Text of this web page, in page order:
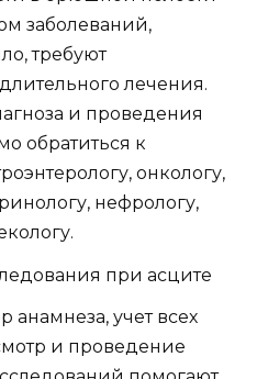
заболеваний,
требуют
лечения.
и проведения
обратиться к
онкологу,
нефрологу,
при асците
анамнеза, учет всех
и проведение